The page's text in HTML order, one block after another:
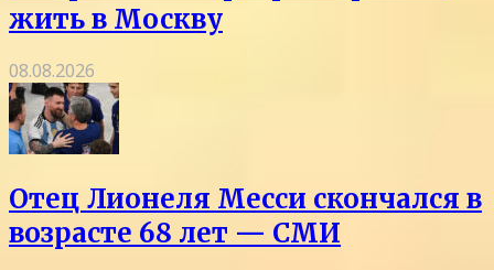
жить в Москву
08.08.2026
Отец Лионеля Месси скончался в
возрасте 68 лет — СМИ